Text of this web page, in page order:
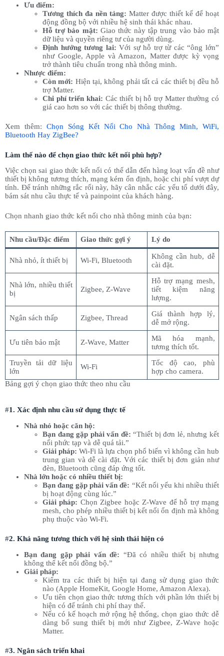
Ưu điểm:
Tương thích đa nền tảng: Matter được thiết kế để hoạt
động đồng bộ với nhiều hệ sinh thái khác nhau.
Hỗ trợ bảo mật: Giao thức này tập trung vào bảo mật
dữ liệu và quyền riêng tư của người dùng.
Định hướng tương lai: Với sự hỗ trợ từ các “ông lớn”
như Google, Apple và Amazon, Matter được kỳ vọng
trở thành tiêu chuẩn trong nhà thông minh.
Nhược điểm:
Còn mới: Hiện tại, không phải tất cả các thiết bị đều hỗ
trợ Matter.
Chi phí triển khai: Các thiết bị hỗ trợ Matter thường có
giá cao hơn so với các thiết bị thông thường.
Xem thêm: Chọn Sóng Kết Nối Cho Nhà Thông Minh, WiFi,
Bluetooth Hay ZigBee?
Làm thế nào để chọn giao thức kết nối phù hợp?
Việc chọn sai giao thức kết nối có thể dẫn đến hàng loạt vấn đề như
thiết bị không tương thích, mạng kém ổn định, hoặc chi phí vượt dự
tính. Để tránh những rắc rối này, hãy cân nhắc các yếu tố dưới đây,
bám sát nhu cầu thực tế và painpoint của khách hàng.
Chọn nhanh giao thức kết nối cho nhà thông minh của bạn:
Nhu cầu/Đặc điểm Giao thức gợi ý Lý do
Nhà nhỏ, ít thiết bị Wi-Fi, Bluetooth
Không cần hub, dễ
cài đặt.
Nhà lớn, nhiều thiết
bị
Zigbee, Z-Wave
Hỗ trợ mạng mesh,
tiết kiệm năng
lượng.
Ngân sách thấp Zigbee, Thread
Giá thành hợp lý,
dễ mở rộng.
Ưu tiên bảo mật Z-Wave, Matter
Mã hóa mạnh,
tương thích tốt.
Truyền tải dữ liệu
lớn
Wi-Fi
Tốc độ cao, phù
hợp cho camera.
Bảng gợi ý chọn giao thức theo nhu cầu
#1. Xác định nhu cầu sử dụng thực tế
Nhà nhỏ hoặc căn hộ:
Bạn đang gặp phải vấn đề: “Thiết bị đơn lẻ, nhưng kết
nối phức tạp và dễ quá tải.”
Giải pháp: Wi-Fi là lựa chọn phổ biến vì không cần hub
trung gian và dễ cài đặt. Với các thiết bị đơn giản như
đèn, Bluetooth cũng đáp ứng tốt.
Nhà lớn hoặc có nhiều thiết bị:
Bạn đang gặp phải vấn đề: “Kết nối yếu khi nhiều thiết
bị hoạt động cùng lúc.”
Giải pháp: Chọn Zigbee hoặc Z-Wave để hỗ trợ mạng
mesh, cho phép nhiều thiết bị kết nối ổn định mà không
phụ thuộc vào Wi-Fi.
#2. Khả năng tương thích với hệ sinh thái hiện có
Bạn đang gặp phải vấn đề: “Đã có nhiều thiết bị nhưng
không thể kết nối đồng bộ.”
Giải pháp:
Kiểm tra các thiết bị hiện tại đang sử dụng giao thức
nào (Apple HomeKit, Google Home, Amazon Alexa).
Ưu tiên chọn giao thức tương thích với phần lớn thiết bị
hiện có để tránh chi phí thay thế.
Nếu có kế hoạch mở rộng hệ thống, chọn giao thức dễ
dàng bổ sung thiết bị mới như Zigbee, Z-Wave hoặc
Matter.
#3. Ngân sách triển khai